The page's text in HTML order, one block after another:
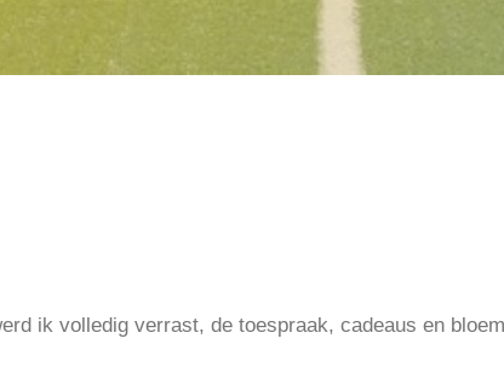
ik volledig verrast, de toespraak, cadeaus en